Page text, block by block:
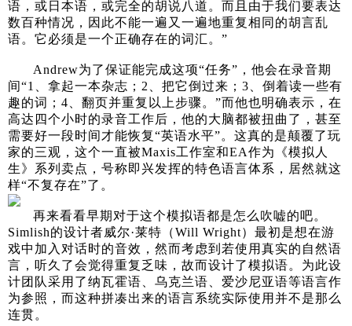
语，或日本语，或完全的胡说八道。而且由于我们要表达
数百种情况，因此不能一遍又一遍地重复相同的胡言乱
语。它必须是一个正确存在的词汇。”
Andrew为了保证能完成这项“任务”，他会在录音期
间“1、拿起一本杂志；2、把它倒过来；3、倒着读一些有
趣的词；4、翻页并重复以上步骤。”而他也明确表示，在
高达四个小时的录音工作后，他的大脑都被扭曲了，甚至
需要好一段时间才能恢复“英语水平”。这真的是颠覆了玩
家的三观，这个一直被Maxis工作室和EA作为《模拟人
生》系列卖点，号称即兴发挥的特色语言体系，居然就这
样“不复存在”了。
再来看看早期对于这个模拟语都是怎么吹嘘的吧。
Simlish的设计者威尔·莱特（Will Wright）最初是想在游
戏中加入对话时的音效，然而考虑到若使用真实的自然语
言，听久了会觉得重复乏味，故而设计了模拟语。为此设
计团队采用了纳瓦霍语、乌克兰语、爱沙尼亚语等语言作
为参照，而这种拼凑出来的语言系统实际使用并不是那么
连贯。